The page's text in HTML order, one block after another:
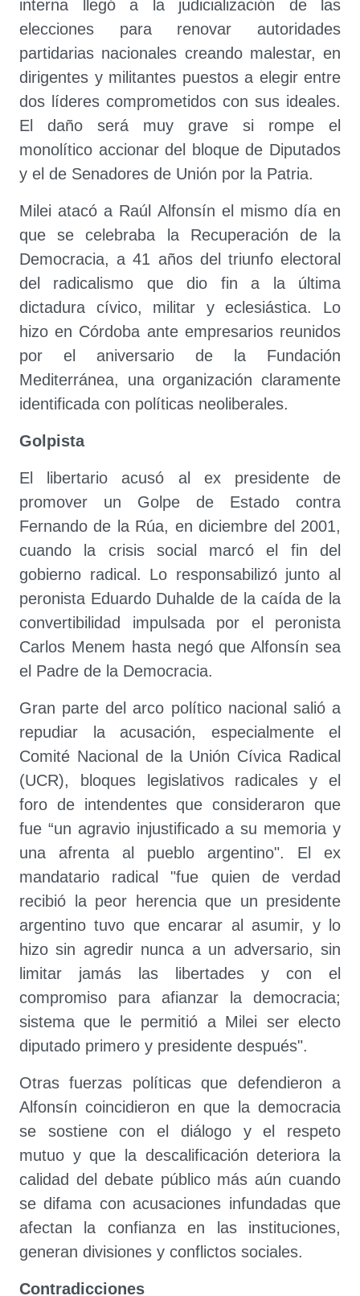
interna llegó a la judicialización de las
elecciones para renovar autoridades
partidarias nacionales creando malestar, en
dirigentes y militantes puestos a elegir entre
dos líderes comprometidos con sus ideales.
El daño será muy grave si rompe el
monolítico accionar del bloque de Diputados
y el de Senadores de Unión por la Patria.
Milei atacó a Raúl Alfonsín el mismo día en
que se celebraba la Recuperación de la
Democracia, a 41 años del triunfo electoral
del radicalismo que dio fin a la última
dictadura cívico, militar y eclesiástica. Lo
hizo en Córdoba ante empresarios reunidos
por el aniversario de la Fundación
Mediterránea, una organización claramente
identificada con políticas neoliberales.
Golpista
El libertario acusó al ex presidente de
promover un Golpe de Estado contra
Fernando de la Rúa, en diciembre del 2001,
cuando la crisis social marcó el fin del
gobierno radical. Lo responsabilizó junto al
peronista Eduardo Duhalde de la caída de la
convertibilidad impulsada por el peronista
Carlos Menem hasta negó que Alfonsín sea
el Padre de la Democracia.
Gran parte del arco político nacional salió a
repudiar la acusación, especialmente el
Comité Nacional de la Unión Cívica Radical
(UCR), bloques legislativos radicales y el
foro de intendentes que consideraron que
fue “un agravio injustificado a su memoria y
una afrenta al pueblo argentino". El ex
mandatario radical "fue quien de verdad
recibió la peor herencia que un presidente
argentino tuvo que encarar al asumir, y lo
hizo sin agredir nunca a un adversario, sin
limitar jamás las libertades y con el
compromiso para afianzar la democracia;
sistema que le permitió a Milei ser electo
diputado primero y presidente después".
Otras fuerzas políticas que defendieron a
Alfonsín coincidieron en que la democracia
se sostiene con el diálogo y el respeto
mutuo y que la descalificación deteriora la
calidad del debate público más aún cuando
se difama con acusaciones infundadas que
afectan la confianza en las instituciones,
generan divisiones y conflictos sociales.
Contradicciones